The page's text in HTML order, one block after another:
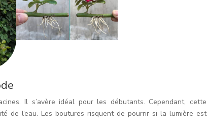
Il s’avère idéal pour les débutants. Cependant, cette
de l’eau. Les boutures risquent de pourrir si la lumière est